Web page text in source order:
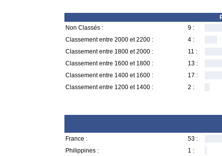
Non Classés :
9 :
Classement entre 2000 et 2200 :
4 :
Classement entre 1800 et 2000 :
11 :
Classement entre 1600 et 1800 :
13 :
Classement entre 1400 et 1600 :
17 :
Classement entre 1200 et 1400 :
2 :
France :
53 :
Philippines :
1 :